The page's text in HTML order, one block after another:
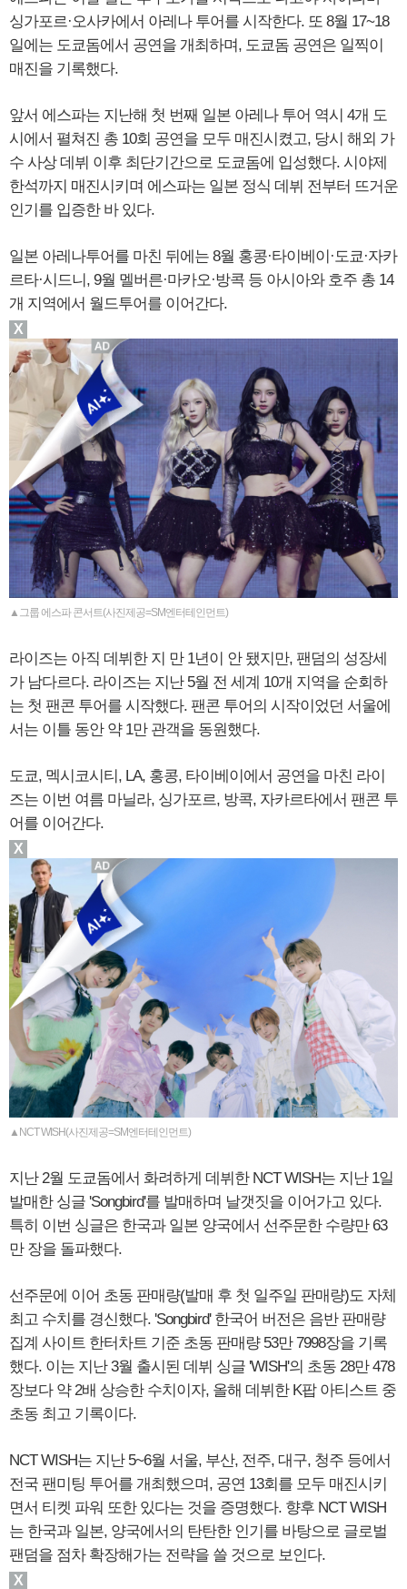
싱가포르·오사카에서 아레나 투어를 시작한다. 또 8월 17~18
일에는 도쿄돔에서 공연을 개최하며, 도쿄돔 공연은 일찍이
매진을 기록했다.
앞서 에스파는 지난해 첫 번째 일본 아레나 투어 역시 4개 도
시에서 펼쳐진 총 10회 공연을 모두 매진시켰고, 당시 해외 가
수 사상 데뷔 이후 최단기간으로 도쿄돔에 입성했다. 시야제
한석까지 매진시키며 에스파는 일본 정식 데뷔 전부터 뜨거운
인기를 입증한 바 있다.
일본 아레나투어를 마친 뒤에는 8월 홍콩·타이베이·도쿄·자카
르타·시드니, 9월 멜버른·마카오·방콕 등 아시아와 호주 총 14
개 지역에서 월드투어를 이어간다.
▲그룹 에스파 콘서트(사진제공=SM엔터테인먼트)
라이즈는 아직 데뷔한 지 만 1년이 안 됐지만, 팬덤의 성장세
가 남다르다. 라이즈는 지난 5월 전 세계 10개 지역을 순회하
는 첫 팬콘 투어를 시작했다. 팬콘 투어의 시작이었던 서울에
서는 이틀 동안 약 1만 관객을 동원했다.
도쿄, 멕시코시티, LA, 홍콩, 타이베이에서 공연을 마친 라이
즈는 이번 여름 마닐라, 싱가포르, 방콕, 자카르타에서 팬콘 투
어를 이어간다.
▲NCT WISH(사진제공=SM엔터테인먼트)
지난 2월 도쿄돔에서 화려하게 데뷔한 NCT WISH는 지난 1일
발매한 싱글 'Songbird'를 발매하며 날갯짓을 이어가고 있다.
특히 이번 싱글은 한국과 일본 양국에서 선주문한 수량만 63
만 장을 돌파했다.
선주문에 이어 초동 판매량(발매 후 첫 일주일 판매량)도 자체
최고 수치를 경신했다. 'Songbird' 한국어 버전은 음반 판매량
집계 사이트 한터차트 기준 초동 판매량 53만 7998장을 기록
했다. 이는 지난 3월 출시된 데뷔 싱글 'WISH'의 초동 28만 478
장보다 약 2배 상승한 수치이자, 올해 데뷔한 K팝 아티스트 중
초동 최고 기록이다.
NCT WISH는 지난 5~6월 서울, 부산, 전주, 대구, 청주 등에서
전국 팬미팅 투어를 개최했으며, 공연 13회를 모두 매진시키
면서 티켓 파워 또한 있다는 것을 증명했다. 향후 NCT WISH
는 한국과 일본, 양국에서의 탄탄한 인기를 바탕으로 글로벌
팬덤을 점차 확장해가는 전략을 쓸 것으로 보인다.
X
X
X